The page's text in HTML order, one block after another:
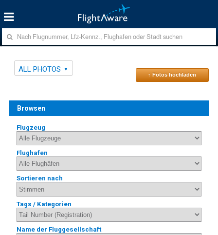
ALL PHOTOS
↑ Fotos hochladen
Browsen
Flugzeug
Flughafen
Sortieren nach
Tags / Kategorien
Name der Fluggesellschaft